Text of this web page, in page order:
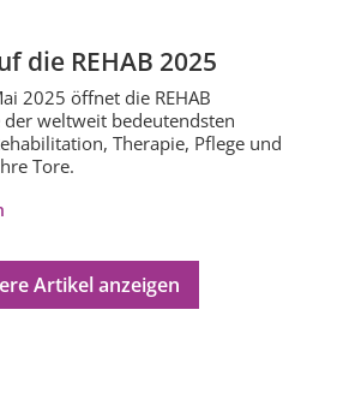
die REHAB 2025
2025 öffnet die REHAB
der weltweit bedeutendsten
Therapie, Pflege und
Tore.
Artikel anzeigen